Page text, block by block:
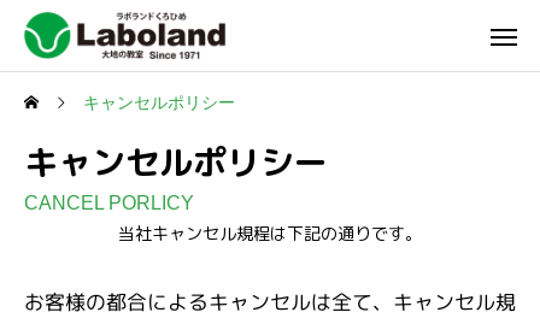
キャンセルポリシー
キャンセルポリシー
CANCEL PORLICY
当社キャンセル規程は下記の通りです。
お客様の都合によるキャンセルは全て、キャンセル規